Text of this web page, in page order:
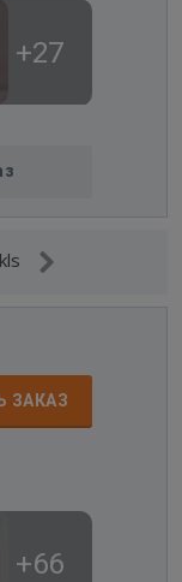
+27
ЗАКАЗ
+66